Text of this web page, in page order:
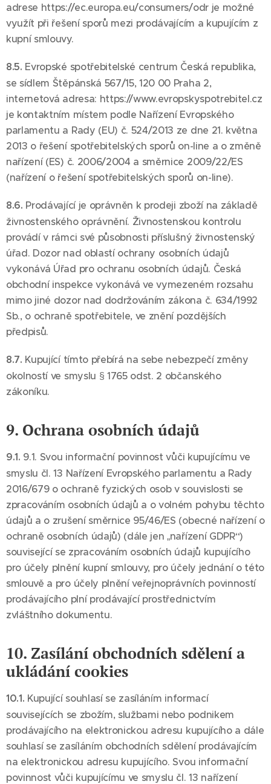
adrese https://ec.europa.eu/consumers/odr je možné
využít při řešení sporů mezi prodávajícím a kupujícím z
kupní smlouvy.
8.5. Evropské spotřebitelské centrum Česká republika,
se sídlem Štěpánská 567/15, 120 00 Praha 2,
internetová adresa: https://www.evropskyspotrebitel.cz
je kontaktním místem podle Nařízení Evropského
parlamentu a Rady (EU) č. 524/2013 ze dne 21. května
2013 o řešení spotřebitelských sporů on-line a o změně
nařízení (ES) č. 2006/2004 a směrnice 2009/22/ES
(nařízení o řešení spotřebitelských sporů on-line).
8.6. Prodávající je oprávněn k prodeji zboží na základě
živnostenského oprávnění. Živnostenskou kontrolu
provádí v rámci své působnosti příslušný živnostenský
úřad. Dozor nad oblastí ochrany osobních údajů
vykonává Úřad pro ochranu osobních údajů. Česká
obchodní inspekce vykonává ve vymezeném rozsahu
mimo jiné dozor nad dodržováním zákona č. 634/1992
Sb., o ochraně spotřebitele, ve znění pozdějších
předpisů.
8.7. Kupující tímto přebírá na sebe nebezpečí změny
okolností ve smyslu § 1765 odst. 2 občanského
zákoníku.
9. Ochrana osobních údajů
9.1. 9.1. Svou informační povinnost vůči kupujícímu ve
smyslu čl. 13 Nařízení Evropského parlamentu a Rady
2016/679 o ochraně fyzických osob v souvislosti se
zpracováním osobních údajů a o volném pohybu těchto
údajů a o zrušení směrnice 95/46/ES (obecné nařízení o
ochraně osobních údajů) (dále jen „nařízení GDPR“)
související se zpracováním osobních údajů kupujícího
pro účely plnění kupní smlouvy, pro účely jednání o této
smlouvě a pro účely plnění veřejnoprávních povinností
prodávajícího plní prodávající prostřednictvím
zvláštního dokumentu.
10. Zasílání obchodních sdělení a
ukládání cookies
10.1. Kupující souhlasí se zasíláním informací
souvisejících se zbožím, službami nebo podnikem
prodávajícího na elektronickou adresu kupujícího a dále
souhlasí se zasíláním obchodních sdělení prodávajícím
na elektronickou adresu kupujícího. Svou informační
povinnost vůči kupujícímu ve smyslu čl. 13 nařízení